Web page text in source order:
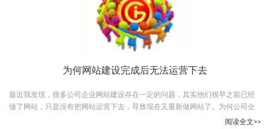
为何网站建设完成后无法运营下去
最近我发现，很多公司企业网站建设存在一定的问题，其实他们很早之前已经
做了网站，只是没有把网站运营下去，导致现在又重新做网站了。为何公司企
阅读全文>>